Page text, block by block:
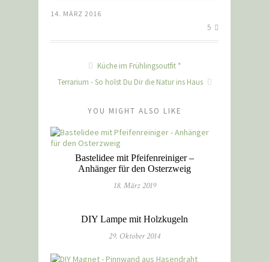
14. MÄRZ 2016
5
Küche im Frühlingsoutfit *
Terrarium - So holst Du Dir die Natur ins Haus
YOU MIGHT ALSO LIKE
Bastelidee mit Pfeifenreiniger –
Anhänger für den Osterzweig
18. März 2019
DIY Lampe mit Holzkugeln
29. Oktober 2014